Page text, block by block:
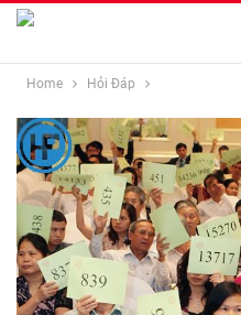
Home Hỏi Đáp